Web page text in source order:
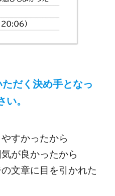
だく決め手となっ
。
すかったから
が良かったから
文章に目を引かれた